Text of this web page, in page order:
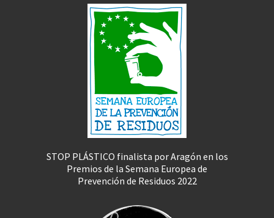
STOP PLÁSTICO finalista por Aragón en los
Premios de la Semana Europea de
Prevención de Residuos 2022